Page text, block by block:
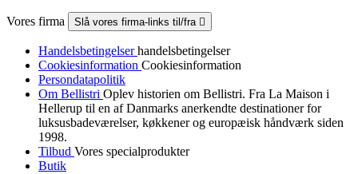
Vores firma Slå vores firma-links til/fra 
Handelsbetingelserhandelsbetingelser
Cookiesinformation Cookiesinformation
Persondatapolitik
Om Bellistri Oplev historien om Bellistri. Fra La Maison i
Hellerup til en af Danmarks anerkendte destinationer for
luksus­badeværelser, køkkener og europæisk håndværk siden
1998.
Tilbud Vores specialprodukter
Butik